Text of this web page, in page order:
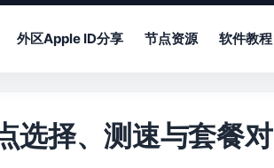
外区Apple ID分享 节点资源 软件教程
选择、测速与套餐对